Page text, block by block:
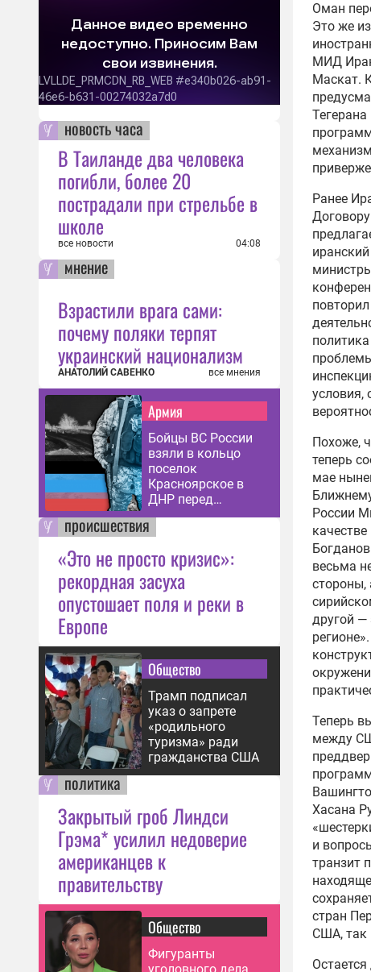
новость часа
В Таиланде два человека
погибли, более 20
пострадали при стрельбе в
школе
все новости 04:08
мнение
Взрастили врага сами:
почему поляки терпят
украинский национализм
АНАТОЛИЙ САВЕНКО все мнения
Армия
Бойцы ВС России
взяли в кольцо
поселок
Красноярское в
ДНР перед
зачисткой
происшествия
«Это не просто кризис»:
рекордная засуха
опустошает поля и реки в
Европе
Общество
Трамп подписал
указ о запрете
«родильного
туризма» ради
гражданства США
политика
Закрытый гроб Линдси
Грэма* усилил недоверие
американцев к
правительству
Общество
Фигуранты
Оман
Это же
МИД
Маскат.
Ранее
условия,
Похоже,
теперь
мае
России
весьма
стороны,
другой —
Теперь
между
Хасана
и
транзит
стран
США, так